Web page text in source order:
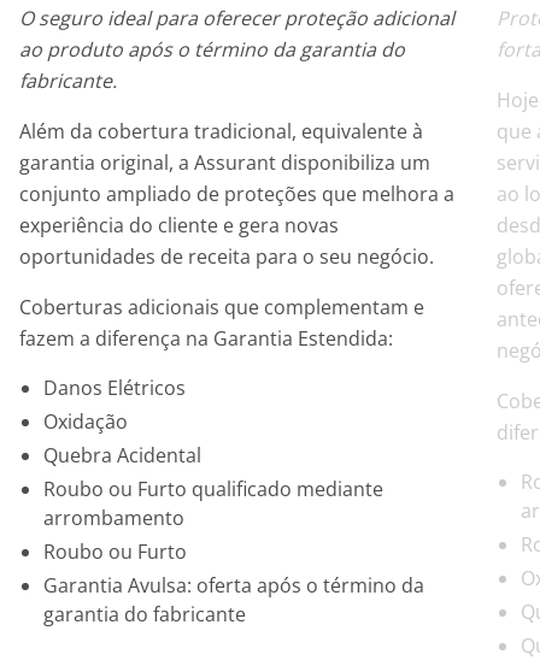
O seguro ideal para oferecer proteção adicional
ao produto após o término da garantia do
fabricante.
Além da cobertura tradicional, equivalente à
garantia original, a Assurant disponibiliza um
conjunto ampliado de proteções que melhora a
experiência do cliente e gera novas
oportunidades de receita para o seu negócio.
Coberturas adicionais que complementam e
fazem a diferença na Garantia Estendida:
Danos Elétricos
Oxidação
Quebra Acidental
Roubo ou Furto qualificado mediante
arrombamento
Roubo ou Furto
Garantia Avulsa: oferta após o término da
garantia do fabricante
que
ao